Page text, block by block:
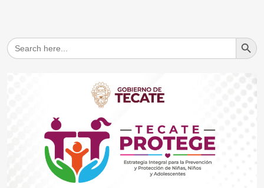
Search
for:
Search